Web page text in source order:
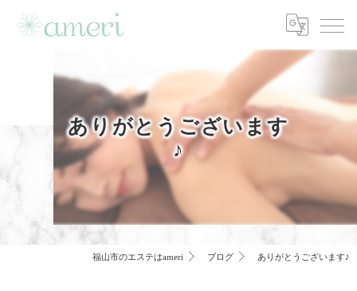
ありがとうございます
♪
福山市のエステはameri ブログ ありがとうございます♪